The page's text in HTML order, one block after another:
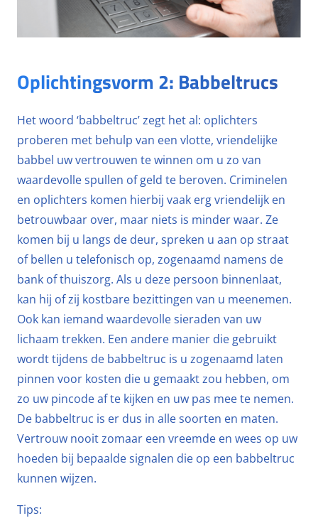
Oplichtingsvorm 2: Babbeltrucs
Het woord ‘babbeltruc’ zegt het al: oplichters
proberen met behulp van een vlotte, vriendelijke
babbel uw vertrouwen te winnen om u zo van
waardevolle spullen of geld te beroven. Criminelen
en oplichters komen hierbij vaak erg vriendelijk en
betrouwbaar over, maar niets is minder waar. Ze
komen bij u langs de deur, spreken u aan op straat
of bellen u telefonisch op, zogenaamd namens de
bank of thuiszorg. Als u deze persoon binnenlaat,
kan hij of zij kostbare bezittingen van u meenemen.
Ook kan iemand waardevolle sieraden van uw
lichaam trekken. Een andere manier die gebruikt
wordt tijdens de babbeltruc is u zogenaamd laten
pinnen voor kosten die u gemaakt zou hebben, om
zo uw pincode af te kijken en uw pas mee te nemen.
De babbeltruc is er dus in alle soorten en maten.
Vertrouw nooit zomaar een vreemde en wees op uw
hoeden bij bepaalde signalen die op een babbeltruc
kunnen wijzen.
Tips: